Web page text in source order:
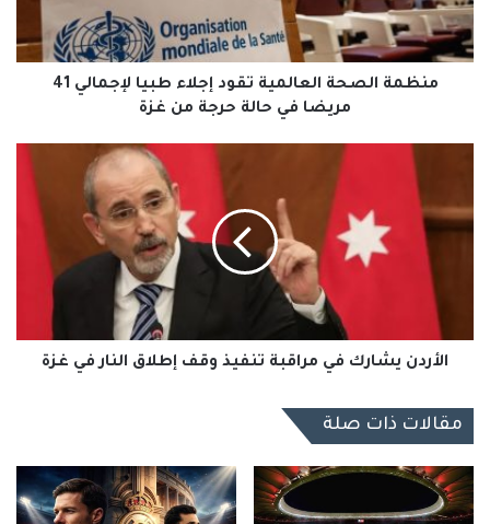
لإجمالي
41
مريضا
منظمة الصحة العالمية تقود إجلاء طبيا لإجمالي 41
مريضا في حالة حرجة من غزة
مراقبة
الأردن يشارك في مراقبة تنفيذ وقف إطلاق النار في غزة
مقالات ذات صلة